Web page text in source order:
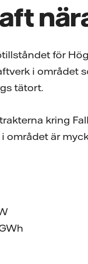
för
i området
tätort.
kring
är